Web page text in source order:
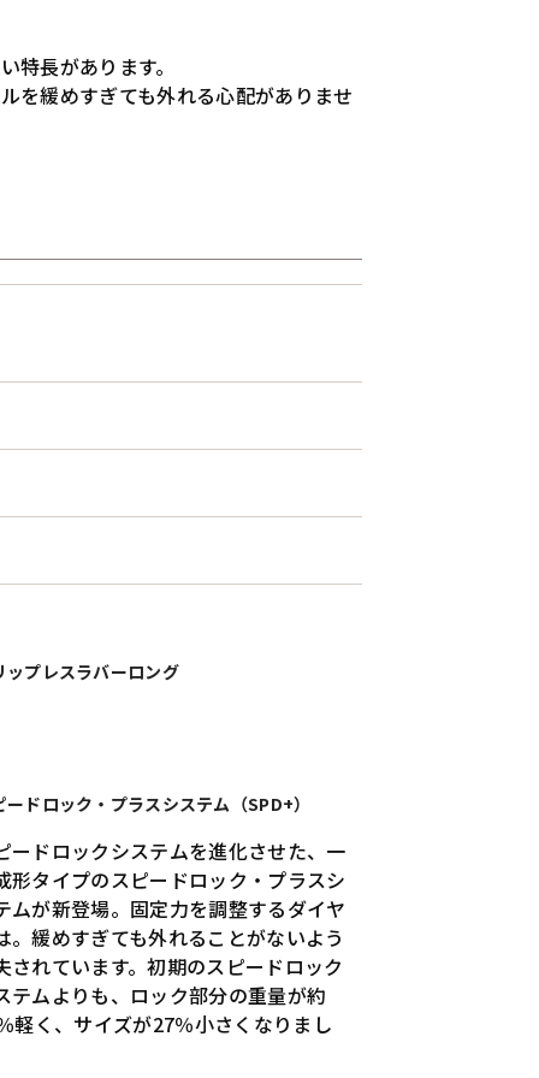
長があります。
を緩めすぎても外れる心配がありませ
ップレスラバーロング
ードロック・プラスシステム（SPD+）
ードロックシステムを進化させた、一
形タイプのスピードロック・プラスシ
ムが新登場。固定力を調整するダイヤ
。緩めすぎても外れることがないよう
されています。初期のスピードロック
テムよりも、ロック部分の重量が約
軽く、サイズが27％小さくなりまし